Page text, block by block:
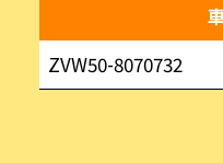
ZVW50-8070732